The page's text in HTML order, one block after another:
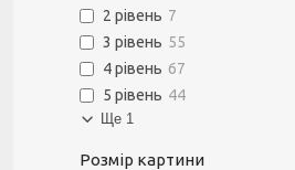
2 рівень 7
3 рівень 55
4 рівень 67
5 рівень 44
Ще 1
Розмір картини